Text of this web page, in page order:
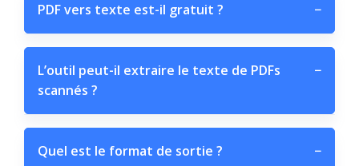
PDF vers texte est-il gratuit ? −
L’outil peut-il extraire le texte de PDFs
scannés ?
−
Quel est le format de sortie ? −